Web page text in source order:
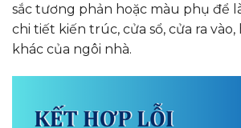
sắc tương phản hoặc màu phụ để
chi tiết kiến trúc, cửa sổ, cửa ra vào,
khác của ngôi nhà.